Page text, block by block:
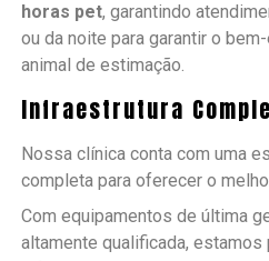
horas pet, garantindo
ou da noite para garantir o
animal de estimação.
Infraestrutura
Nossa clínica conta com uma
completa para oferecer o
Com equipamentos de última
altamente qualificada, estamos